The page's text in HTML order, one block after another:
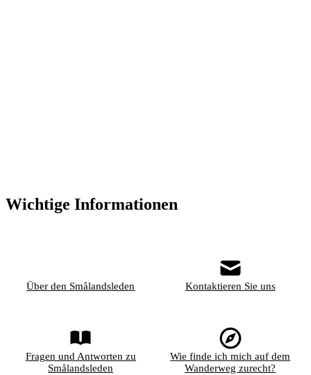
Wichtige Informationen
Über den Smålandsleden Kontaktieren Sie uns
Fragen und Antworten zu
Smålandsleden
Wie finde ich mich auf dem
Wanderweg zurecht?